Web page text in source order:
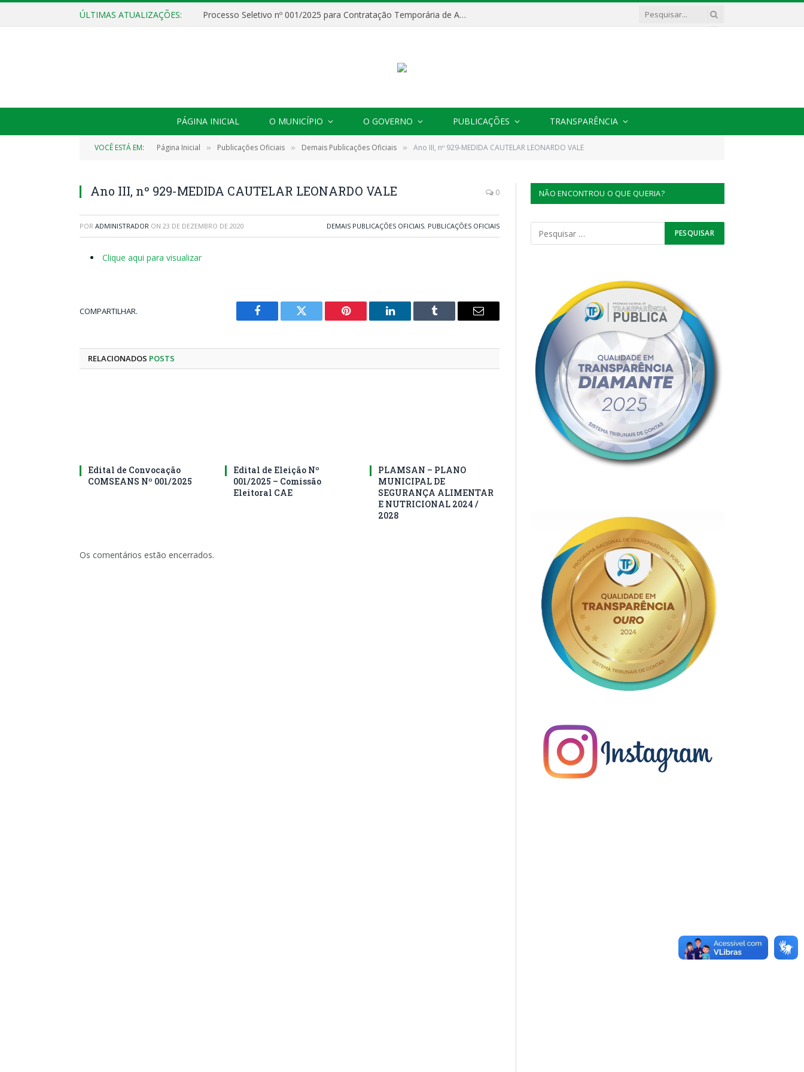
ÚLTIMAS ATUALIZAÇÕES: Processo Seletivo nº 001/2025 para Contratação Temporária de Agentes Comunitários de Saúde (ACS)
PÁGINA INICIAL O MUNICÍPIO O GOVERNO PUBLICAÇÕES TRANSPARÊNCIA
VOCÊ ESTÁ EM: Página Inicial » Publicações Oficiais » Demais Publicações Oficiais » Ano III, nº 929-MEDIDA CAUTELAR LEONARDO VALE
Ano III, nº 929-MEDIDA CAUTELAR LEONARDO VALE 0
POR ADMINISTRADOR ON 23 DE DEZEMBRO DE 2020 DEMAIS PUBLICAÇÕES OFICIAIS, PUBLICAÇÕES OFICIAIS
Clique aqui para visualizar
COMPARTILHAR.
Facebook Twitter Pinterest LinkedIn Tumblr
E-
RELACIONADOS POSTS
Edital de Convocação
COMSEANS Nº 001/2025
Edital de Eleição Nº
001/2025 – Comissão
Eleitoral CAE
PLAMSAN – PLANO
MUNICIPAL DE
SEGURANÇA ALIMENTAR
E NUTRICIONAL 2024 /
2028
Os comentários estão encerrados.
NÃO ENCONTROU O QUE QUERIA?